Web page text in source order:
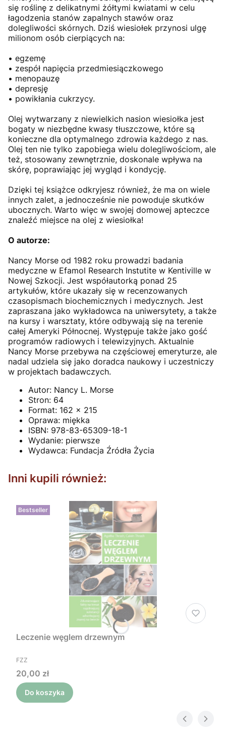
się roślinę z delikatnymi żółtymi kwiatami w celu
łagodzenia stanów zapalnych stawów oraz
dolegliwości skórnych. Dziś wiesiołek przynosi ulgę
milionom osób cierpiących na:
• egzemę
• zespół napięcia przedmiesiączkowego
• menopauzę
• depresję
• powikłania cukrzycy.
Olej wytwarzany z niewielkich nasion wiesiołka jest
bogaty w niezbędne kwasy tłuszczowe, które są
konieczne dla optymalnego zdrowia każdego z nas.
Olej ten nie tylko zapobiega wielu dolegliwościom, ale
też, stosowany zewnętrznie, doskonale wpływa na
skórę, poprawiając jej wygląd i kondycję.
Dzięki tej książce odkryjesz również, że ma on wiele
innych zalet, a jednocześnie nie powoduje skutków
ubocznych. Warto więc w swojej domowej apteczce
znaleźć miejsce na olej z wiesiołka!
O autorze:
Nancy Morse od 1982 roku prowadzi badania
medyczne w Efamol Research Instutite w Kentiville w
Nowej Szkocji. Jest współautorką ponad 25
artykułów, które ukazały się w recenzowanych
czasopismach biochemicznych i medycznych. Jest
zapraszana jako wykładowca na uniwersytety, a także
na kursy i warsztaty, które odbywają się na terenie
całej Ameryki Północnej. Występuje także jako gość
programów radiowych i telewizyjnych. Aktualnie
Nancy Morse przebywa na częściowej emeryturze, ale
nadal udziela się jako doradca naukowy i uczestniczy
w projektach badawczych.
Autor: Nancy L. Morse
Stron: 64
Format: 162 x 215
Oprawa: miękka
ISBN: 978-83-65309-18-1
Wydanie: pierwsze
Wydawca: Fundacja Źródła Życia
Inni kupili również:
Bestseller
Leczenie węglem drzewnym
PRODUCENT
FZZ
Cena
20,00 zł
Do koszyka